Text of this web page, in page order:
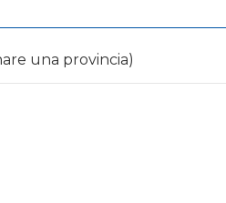
una provincia)